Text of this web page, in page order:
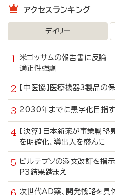
アクセスランキング
デイリー
米ゴッサムの報告書に反論
適正性強調
【中医協】医療機器3製品
2030年までに黒字化目指
【決算】日本新薬が事業
を明確化、導出入を盛んに
ビルテプソの添文改訂を
P3結果踏まえ
次世代AD薬、開発戦略を